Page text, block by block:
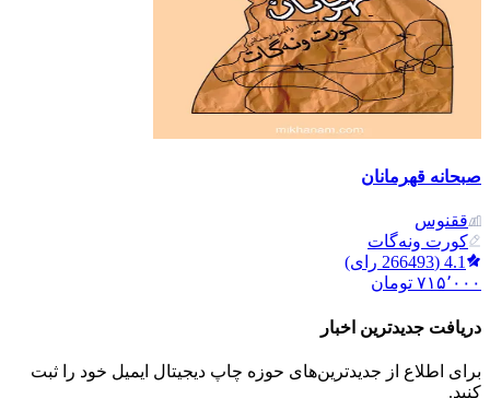
صبحانه قهرمانان
ققنوس
کورت ونه‌گات
4.1
(
266493 رای)
۷۱۵٬۰۰۰ تومان
دریافت جدیدترین‌ اخبار
برای اطلاع از جدیدترین‌های حوزه چاپ دیجیتال ایمیل خود را ثبت
کنید.